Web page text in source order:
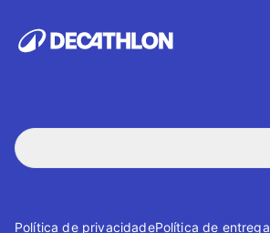
Política de privacidadePolítica de entrega